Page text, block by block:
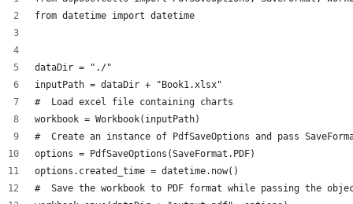
from datetime import datetime
dataDir = "./"
inputPath = dataDir + "Book1.xlsx"
#  Load excel file containing charts
workbook = Workbook(inputPath)
#  Create an instance of PdfSaveOptions and pass
options = PdfSaveOptions(SaveFormat.PDF)
options.created_time = datetime.now()
#  Save the workbook to PDF format while passing the